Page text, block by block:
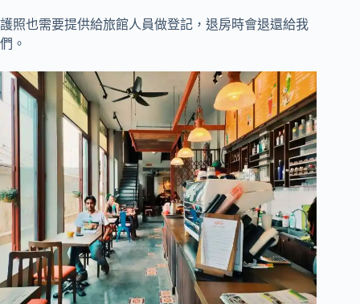
護照也需要提供給旅館人員做登記，退房時會退還給我
們。